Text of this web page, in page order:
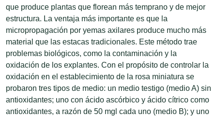
que produce plantas que florean más temprano y de mejor
estructura. La ventaja más importante es que la
micropropagación por yemas axilares produce mucho más
material que las estacas tradicionales. Este método trae
problemas biológicos, como la contaminación y la
oxidación de los explantes. Con el propósito de controlar la
oxidación en el establecimiento de la rosa miniatura se
probaron tres tipos de medio: un medio testigo (medio A) sin
antioxidantes; uno con ácido ascórbico y ácido cítrico como
antioxidantes, a razón de 50 mgl cada uno (medio B); y uno